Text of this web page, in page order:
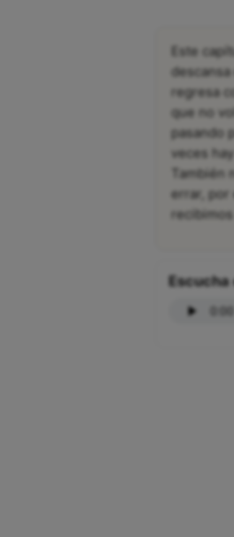
Este
regresa
que no
pasando
veces
errar, por
Escucha